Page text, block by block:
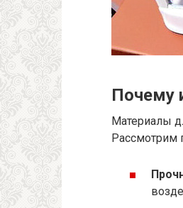
Почему
Материалы
Рассмотрим